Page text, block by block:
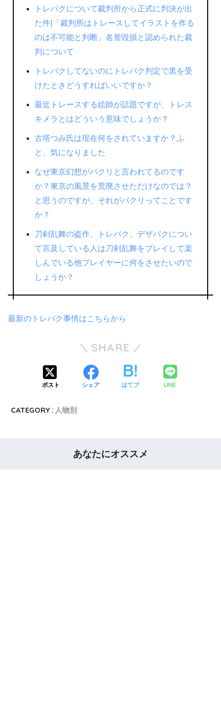
トレパクについて裁判所から正式に判決が出
た件|「裁判所はトレースしてイラストを作る
のは不可能と判断」名誉毀損と認められた裁
判について
トレパクしてないのにトレパク判定で黒を受
けたときどうすればいいですか？
最近トレースする絵師が話題ですが、トレス
キメラとはどういう意味でしょうか？
古塔つみ氏は現在何をされていますか？ふ
と、気になりました
なぜ東京幻想がパクリと言われてるのです
か？東京の風景を荒廃させただけなのでは？
と思うのですが、それがパクリってことです
か？
刀剣乱舞の盗作、トレパク、デザパクについ
て言及している人は刀剣乱舞をプレイして楽
しんでいる他プレイヤーに何をさせたいので
しょうか？
最新のトレパク事情はこちらから
SHARE
ポスト シェア はてブ LINE
CATEGORY : 人物別
あなたにオススメ